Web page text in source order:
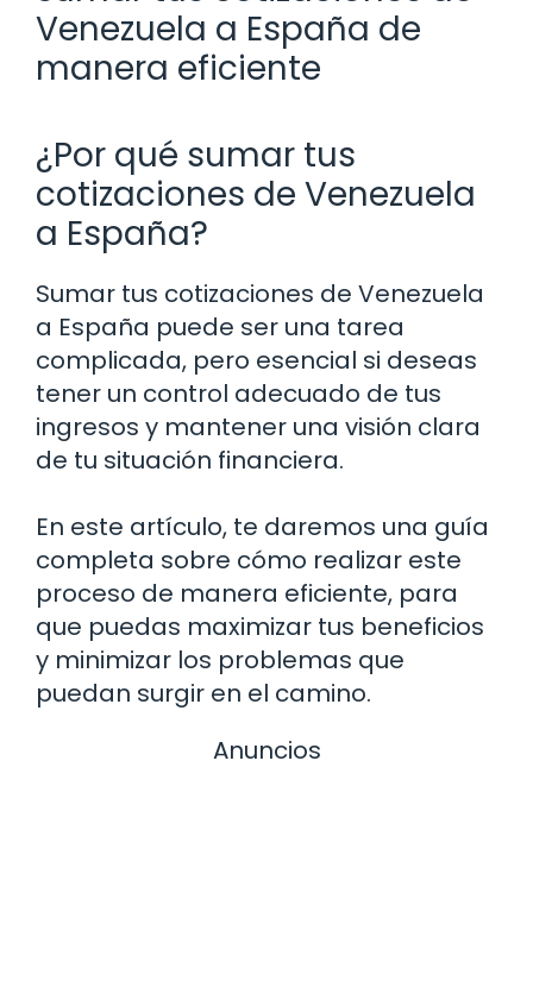
Venezuela a España de
manera eficiente
¿Por qué sumar tus
cotizaciones de Venezuela
a España?
Sumar tus cotizaciones de Venezuela
a España puede ser una tarea
complicada, pero esencial si deseas
tener un control adecuado de tus
ingresos y mantener una visión clara
de tu situación financiera.
En este artículo, te daremos una guía
completa sobre cómo realizar este
proceso de manera eficiente, para
que puedas maximizar tus beneficios
y minimizar los problemas que
puedan surgir en el camino.
Anuncios